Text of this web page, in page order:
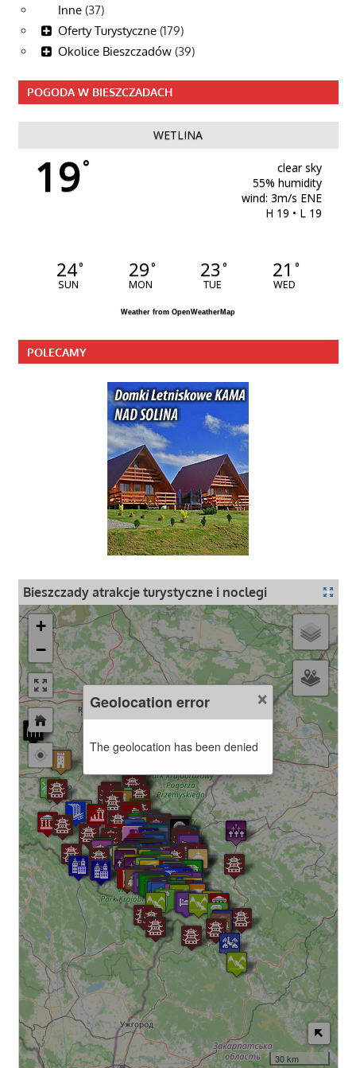
Inne (37)
Oferty Turystyczne (179)
Okolice Bieszczadów (39)
POGODA W BIESZCZADACH
WETLINA
19°
clear sky
55% humidity
wind: 3m/s ENE
H 19 • L 19
24°
SUN
29°
MON
23 °
TUE
21 °
WED
Weather from OpenWeatherMap
POLECAMY
Bieszczady atrakcje turystyczne i noclegi
+
−
30 km
×
Geolocation error
The geolocation has been denied